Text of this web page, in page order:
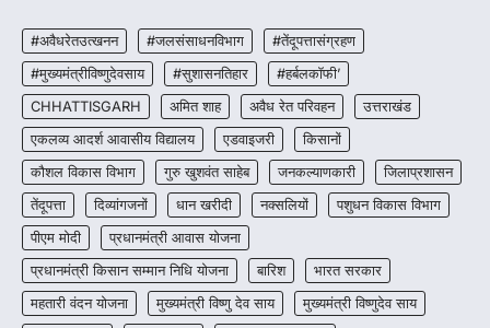
3
हरित विकास और किसानों की आय…
4
CHHATTISGARH
CG : पांच माह की अनुष्का को मिला नया
जीवन, चिरायु योजना से संभव हुई सफल सर्जरी
More Khabar August 7, 2026
रायपुर। राष्ट्रीय बाल स्वास्थ्य कार्यक्रम (चिरायु) के तहत
जशपुर जिले की 5 माह की मासूम…
#अवैधरेतउत्खनन #जलसंसाधनविभाग
#तेंदूपत्तासंग्रहण
#मुख्यमंत्रीविष्णुदेवसाय
#सुशासनतिहार
#हर्बलकॉफी’
CHHATTISGARH
अमित शाह अवैध रेत परिवहन
उत्तराखंड
एकलव्य आदर्श आवासीय विद्यालय
एडवाइजरी
किसानों
कौशल विकास विभाग
गुरु खुशवंत साहेब जनकल्याणकारी
जिलाप्रशासन
तेंदूपत्ता
दिव्यांगजनों धान खरीदी नक्सलियों
पशुधन विकास विभाग
पीएम मोदी
प्रधानमंत्री आवास योजना
प्रधानमंत्री किसान सम्मान निधि योजना
बारिश
भारत सरकार
महतारी वंदन योजना
मुख्यमंत्री विष्णु देव साय
मुख्यमंत्री विष्णुदेव साय